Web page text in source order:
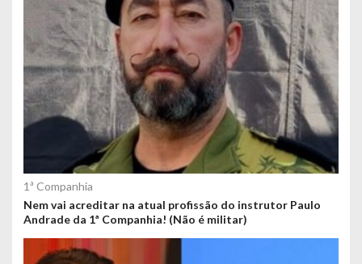
1ª Companhia
Nem vai acreditar na atual profissão do instrutor Paulo
Andrade da 1ª Companhia! (Não é militar)